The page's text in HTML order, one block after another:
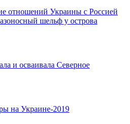
отношений Украины с Россией
шельф у острова
и осваивала Северное
на Украине-2019